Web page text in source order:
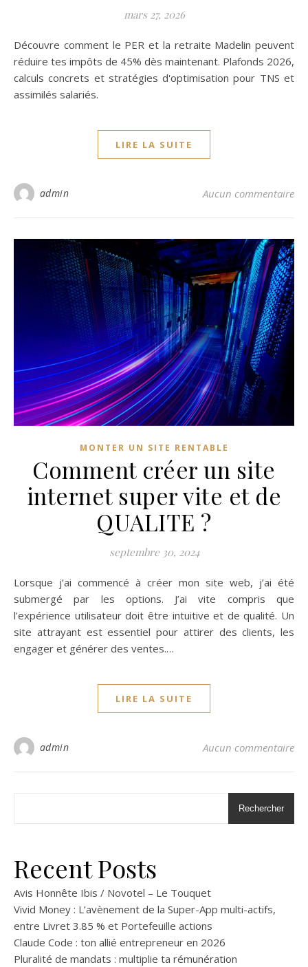
mars 27, 2026
Découvre comment le PER et la retraite Madelin peuvent
réduire tes impôts de 45% dès maintenant. Plafonds 2026,
calculs concrets et stratégies d'optimisation pour TNS et
assimilés salariés.
LIRE LA SUITE
admin Aucun commentaire
MONTER UN SITE RENTABLE
Comment créer un site
internet super vite et de
QUALITE ?
septembre 30, 2024
Lorsque j’ai commencé à créer mon site web, j’ai été
submergé par les options. J’ai vite compris que
l’expérience utilisateur doit être intuitive et de qualité. Un
site attrayant est essentiel pour attirer des clients, les
engager et générer des ventes.…
LIRE LA SUITE
admin Aucun commentaire
Rechercher
Recent Posts
Avis Honnête Ibis / Novotel – Le Touquet
Vivid Money : L’avènement de la Super-App multi-actifs,
entre Livret 3.85 % et Portefeuille actions
Claude Code : ton allié entrepreneur en 2026
Pluralité de mandats : multiplie ta rémunération